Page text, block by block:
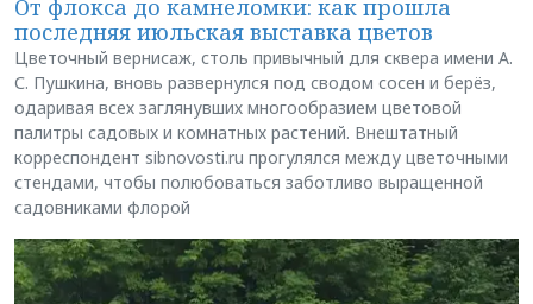
От флокса до камнеломки: как прошла
последняя июльская выставка цветов
Цветочный вернисаж, столь привычный для сквера имени А.
С. Пушкина, вновь развернулся под сводом сосен и берёз,
одаривая всех заглянувших многообразием цветовой
палитры садовых и комнатных растений. Внештатный
корреспондент sibnovosti.ru прогулялся между цветочными
стендами, чтобы полюбоваться заботливо выращенной
садовниками флорой